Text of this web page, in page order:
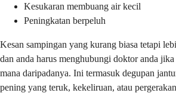
Kesukaran membuang air kecil
Peningkatan berpeluh
Kesan sampingan yang kurang biasa tetapi
dan anda harus menghubungi doktor anda
mana daripadanya. Ini termasuk degupan
pening yang teruk, kekeliruan, atau